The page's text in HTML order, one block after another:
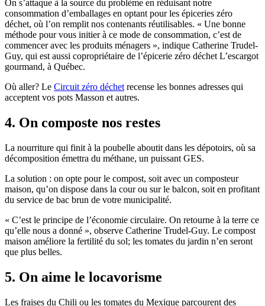
On s’attaque à la source du problème en réduisant notre
consommation d’emballages en optant pour les épiceries zéro
déchet, où l’on remplit nos contenants réutilisables. « Une bonne
méthode pour vous initier à ce mode de consommation, c’est de
commencer avec les produits ménagers », indique Catherine Trudel-
Guy, qui est aussi copropriétaire de l’épicerie zéro déchet L’escargot
gourmand, à Québec.
Où aller? Le Circuit zéro déchet recense les bonnes adresses qui
acceptent vos pots Masson et autres.
4. On composte nos restes
La nourriture qui finit à la poubelle aboutit dans les dépotoirs, où sa
décomposition émettra du méthane, un puissant GES.
La solution : on opte pour le compost, soit avec un composteur
maison, qu’on dispose dans la cour ou sur le balcon, soit en profitant
du service de bac brun de votre municipalité.
« C’est le principe de l’économie circulaire. On retourne à la terre ce
qu’elle nous a donné », observe Catherine Trudel-Guy. Le compost
maison améliore la fertilité du sol; les tomates du jardin n’en seront
que plus belles.
5. On aime le locavorisme
Les fraises du Chili ou les tomates du Mexique parcourent des